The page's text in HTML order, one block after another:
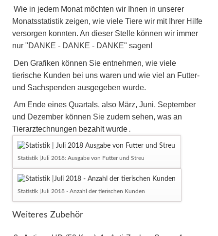
Wie in jedem Monat möchten wir Ihnen in unserer
Monatsstatistik zeigen, wie viele Tiere wir mit Ihrer Hilfe
versorgen konnten. An dieser Stelle können wir immer
nur "DANKE - DANKE - DANKE" sagen!
Den Grafiken können Sie entnehmen, wie viele
tierische Kunden bei uns waren und wie viel an Futter-
und Sachspenden ausgegeben wurde.
Am Ende eines Quartals, also März, Juni, September
und Dezember können Sie zudem sehen, was an
Tierarztechnungen bezahlt wurde .
Statistik |Juli 2018: Ausgabe von Futter und Streu
Statistik |Juli 2018 - Anzahl der tierischen Kunden
Weiteres Zubehör